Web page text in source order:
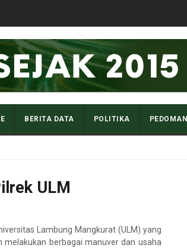
BERITA DATA POLITIKA PEDOMAN
ULM
Lambung Mangkurat (ULM) yang
berbagai manuver dan usaha